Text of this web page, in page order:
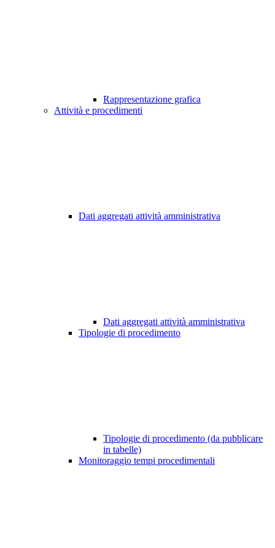
Rappresentazione grafica
Attività e procedimenti
Dati aggregati attività amministrativa
Dati aggregati attività amministrativa
Tipologie di procedimento
Tipologie di procedimento (da pubblicare
in tabelle)
Monitoraggio tempi procedimentali